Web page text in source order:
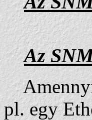
Az
pl. egy